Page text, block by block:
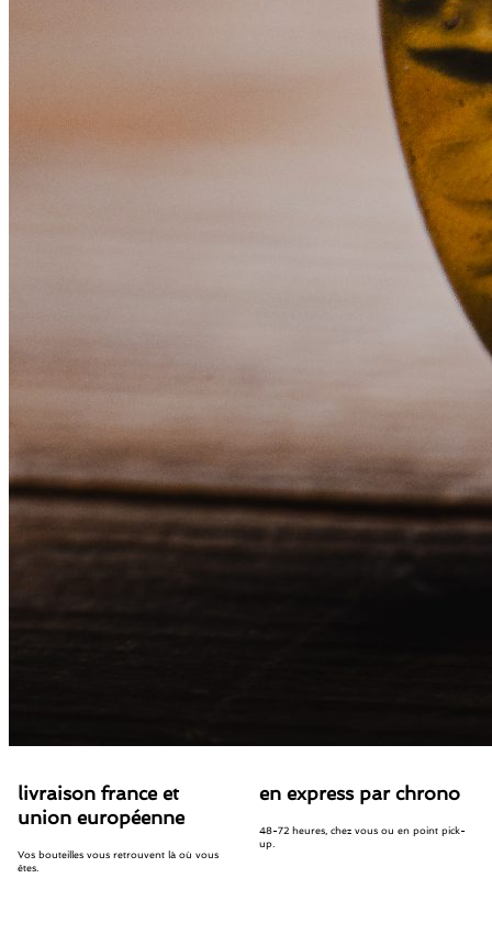
livraison france et
union européenne
Vos bouteilles vous retrouvent là où vous
êtes.
en express par chrono
48-72 heures, chez vous ou en point pick-
up.